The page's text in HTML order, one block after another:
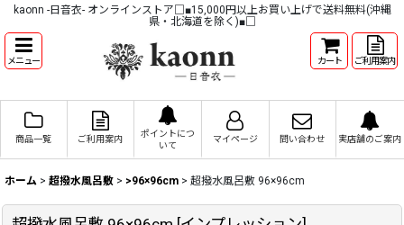
kaonn -日音衣- オンラインストア□■15,000円以上お買い上げで送料無料(沖縄
県・北海道を除く)■□
メニュー カート ご利用案内
商品一覧 ご利用案内
ポイントにつ
いて
マイページ 問い合わせ 実店舗のご案内
ホーム > 超撥水風呂敷 > >96×96cm > 超撥水風呂敷 96×96cm